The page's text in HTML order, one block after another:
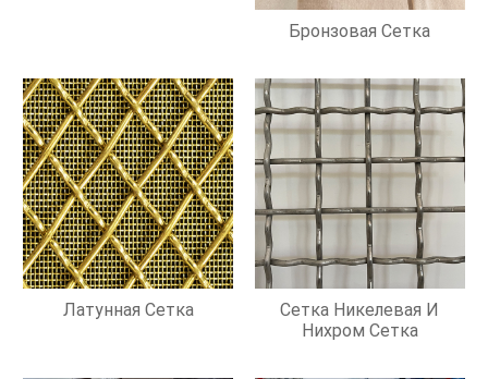
Бронзовая Сетка
Латунная Сетка
Сетка Никелевая И
Нихром Сетка